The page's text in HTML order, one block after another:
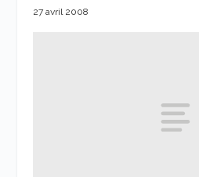
27 avril 2008